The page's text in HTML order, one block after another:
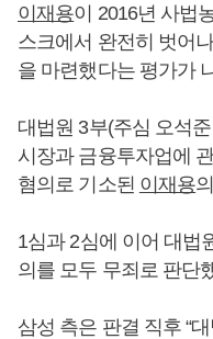
이재용이 2016년 사법
스크에서 완전히 벗어
을 마련했다는 평가가
대법원 3부(주심 오석
시장과 금융투자업에
혐의로 기소된 이재용
1심과 2심에 이어 대법
의를 모두 무죄로 판단
삼성 측은 판결 직후 “